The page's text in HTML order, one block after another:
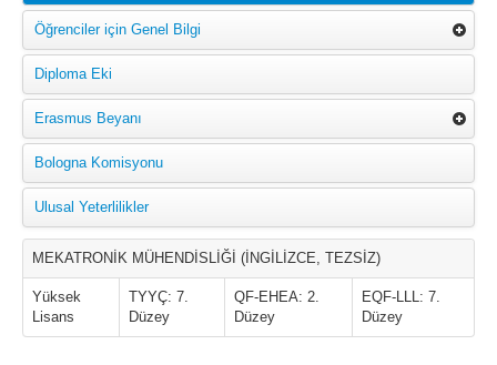
Öğrenciler için Genel Bilgi
Diploma Eki
Erasmus Beyanı
Bologna Komisyonu
Ulusal Yeterlilikler
MEKATRONİK MÜHENDİSLİĞİ (İNGİLİZCE, TEZSİZ)
Yüksek
Lisans
TYYÇ: 7.
Düzey
QF-EHEA: 2.
Düzey
EQF-LLL: 7.
Düzey